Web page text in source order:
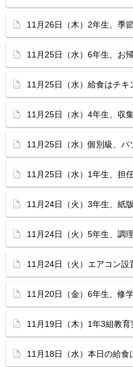
11月26日（木）2年生、季
11月25日（水）6年生、お
11月25日（水）給食はチキ
11月25日（水）4年生、収
11月25日（水）個別級、パ
11月25日（水）1年生、担
11月24日（火）3年生、紙
11月24日（火）5年生、調
11月24日（火）エアコン設
11月20日（金）6年生、修
11月19日（木）1年3組教育
11月18日（水）本日の給食